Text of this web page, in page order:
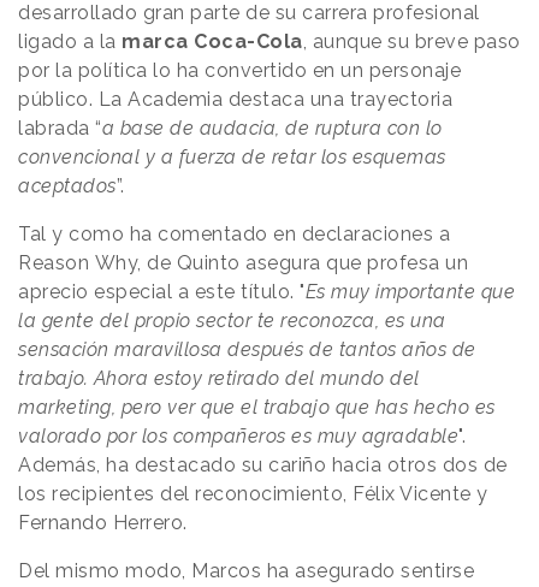
desarrollado gran parte de su carrera profesional
ligado a la marca Coca-Cola, aunque su breve paso
por la política lo ha convertido en un personaje
público. La Academia destaca una trayectoria
labrada “a base de audacia, de ruptura con lo
convencional y a fuerza de retar los esquemas
aceptados”.
Tal y como ha comentado en declaraciones a
Reason Why, de Quinto asegura que profesa un
aprecio especial a este título. "Es muy importante que
la gente del propio sector te reconozca, es una
sensación maravillosa después de tantos años de
trabajo. Ahora estoy retirado del mundo del
marketing, pero ver que el trabajo que has hecho es
valorado por los compañeros es muy agradable".
Además, ha destacado su cariño hacia otros dos de
los recipientes del reconocimiento, Félix Vicente y
Fernando Herrero.
Del mismo modo, Marcos ha asegurado sentirse